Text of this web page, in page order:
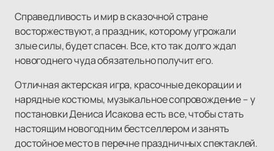
Справедливость и мир в сказочной стране
восторжествуют, а праздник, которому угрожали
злые силы, будет спасен. Все, кто так долго ждал
новогоднего чуда обязательно получит его.
Отличная актерская игра, красочные декорации и
нарядные костюмы, музыкальное сопровождение – у
постановки Дениса Исакова есть все, чтобы стать
настоящим новогодним бестселлером и занять
достойное место в перечне праздничных спектаклей.